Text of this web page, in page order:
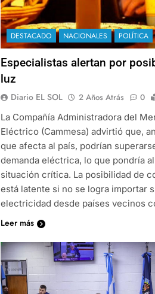
DESTACADO NACIONALES POLÍTICA
Especialistas alertan por
luz
Diario EL SOL 2 Años Atrás 0
La Compañía Administradora del
Eléctrico (Cammesa) advirtió que,
que afecta al país, podrían
demanda eléctrica, lo que pondría
situación crítica. La posibilidad de
está latente si no se logra importar
electricidad desde países vecinos
Leer más